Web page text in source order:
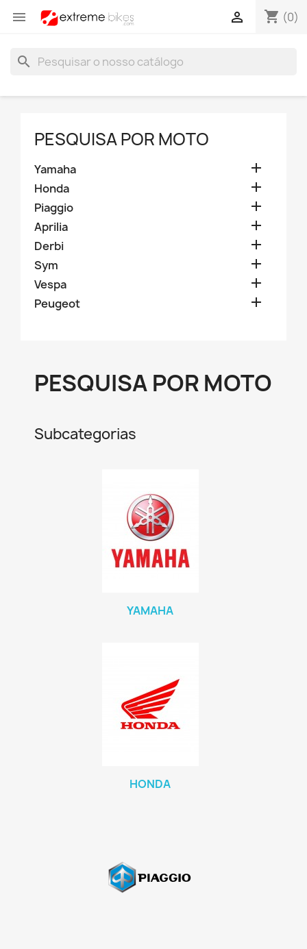
 shopping_cart (0)

search
PESQUISA POR MOTO
Yamaha 
Honda 
Piaggio 
Aprilia 
Derbi 
Sym 
Vespa 
Peugeot 
PESQUISA POR MOTO
Subcategorias
YAMAHA
HONDA